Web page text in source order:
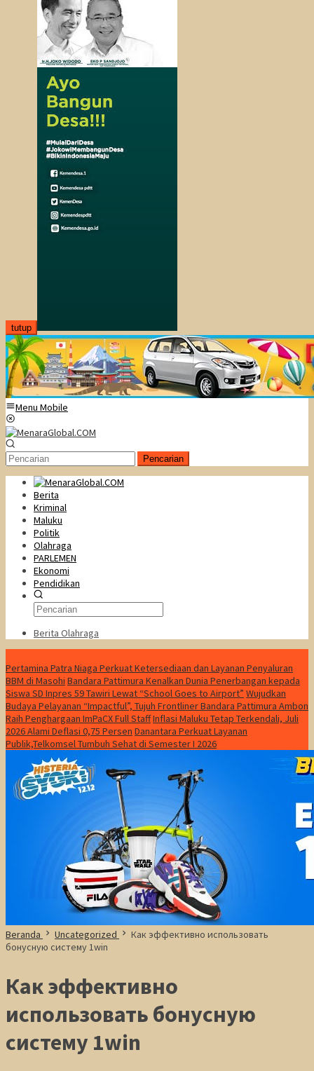
tutup
Menu Mobile
Pencarian
Berita
Kriminal
Maluku
Politik
Olahraga
PARLEMEN
Ekonomi
Pendidikan
Berita Olahraga
Pertamina Patra Niaga Perkuat Ketersediaan dan Layanan Penyaluran
BBM di Masohi Bandara Pattimura Kenalkan Dunia Penerbangan kepada
Siswa SD Inpres 59 Tawiri Lewat “School Goes to Airport” Wujudkan
Budaya Pelayanan “Impactful”, Tujuh Frontliner Bandara Pattimura Ambon
Raih Penghargaan ImPaCX Full StaffInflasi Maluku Tetap Terkendali, Juli
2026 Alami Deflasi 0,75 Persen Danantara Perkuat Layanan
Publik,Telkomsel Tumbuh Sehat di Semester I 2026
Beranda Uncategorized
Как эффективно использовать
бонусную систему 1win
Как эффективно
использовать бонусную
систему 1win